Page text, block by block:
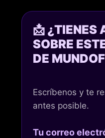
📩 ¿TIENES
SOBRE
DE
Escríbenos y te
antes posible.
Tu correo